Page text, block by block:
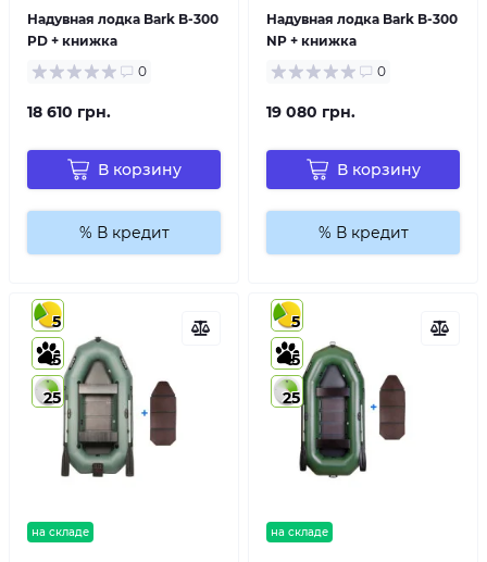
Надувная лодка Bark B-300
PD + книжка
0
18 610 грн.
В корзину
% В кредит
Надувная лодка Bark B-300
NP + книжка
0
19 080 грн.
В корзину
% В кредит
на складе
5
5
25
на складе
5
5
25